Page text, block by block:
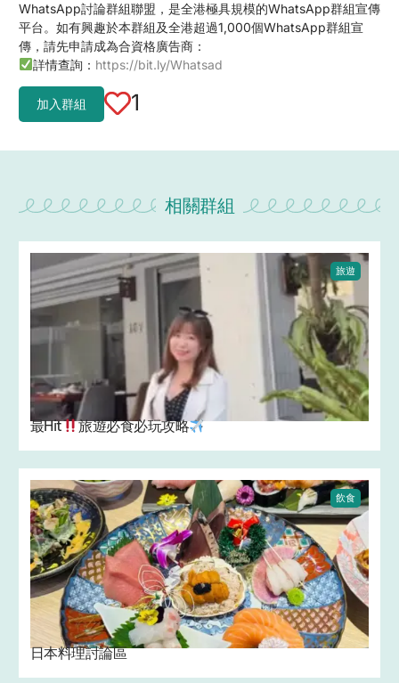
WhatsApp討論群組聯盟，是全港極具規模的WhatsApp群組宣傳
平台。如有興趣於本群組及全港超過1,000個WhatsApp群組宣
傳，請先申請成為合資格廣告商：
詳情查詢： https://bit.ly/Whatsad
加入群組 1
相關群組
旅遊
最Hit 旅遊必食必玩攻略
飲食
日本料理討論區